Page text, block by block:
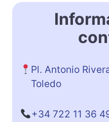
Pl. Antonio
Toledo
+34 722 11 36